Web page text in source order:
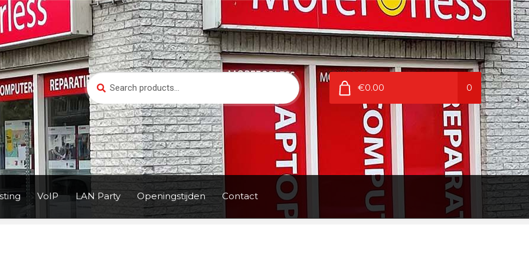
Search
for:
Search
€0.00 0
VoIP LAN Party Openingstijden Contact